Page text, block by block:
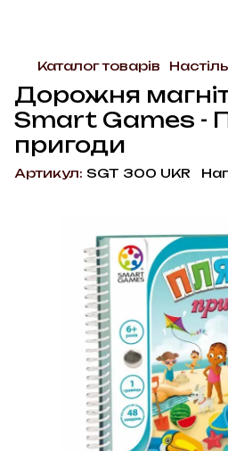
Каталог товарів
Дорожня
Smart Games -
пригоди
Артикул: SGT 300 UKR